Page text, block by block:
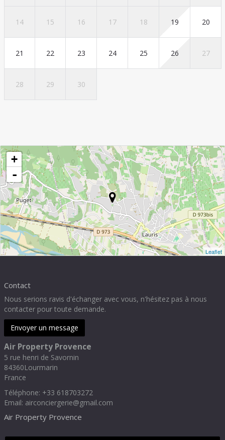
14 15 16 17 18 19 20
21 22 23 24 25 26 27
28 29 30
+
-
Leaflet
Contact
Nous serions ravis d'échanger avec vous, n'hésitez pas à nous
contacter pour toute demande.
Envoyer un message
Air Property Provence
5 rue henri de Savornin
84360Lourmarin
France
Téléphone: +33 618703272
Email: airconciergerie@gmail.com
Air Property Provence